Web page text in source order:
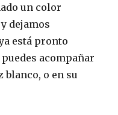
un color
dejamos
está pronto
acompañar
o en su